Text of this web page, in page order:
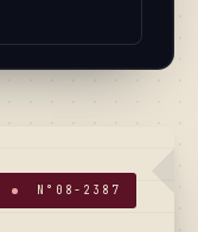
N°08-2387